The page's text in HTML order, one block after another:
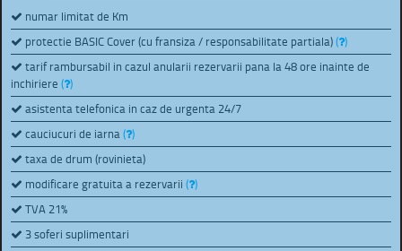
numar limitat de Km
protectie BASIC Cover (cu fransiza / responsabilitate partiala)( )
tarif rambursabil in cazul anularii rezervarii pana la 48 ore inainte de
inchiriere( )
asistenta telefonica in caz de urgenta 24/7
cauciucuri de iarna( )
taxa de drum (rovinieta)
modificare gratuita a rezervarii( )
TVA 21%
3 soferi suplimentari